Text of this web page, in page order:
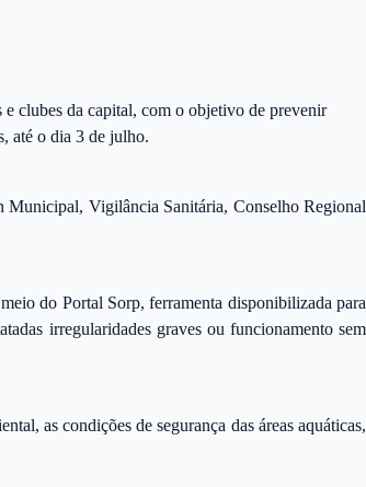
clubes da capital, com o objetivo de prevenir
até o dia 3 de julho.
Vigilância Sanitária, Conselho Regional
do Portal Sorp, ferramenta disponibilizada para
irregularidades graves ou funcionamento sem
as condições de segurança das áreas aquáticas,